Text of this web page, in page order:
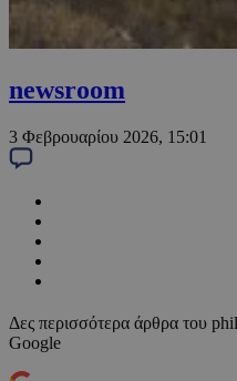
newsroom
3 Φεβρουαρίου 2026, 15:01
Δες περισσότερα άρθρα του
Google